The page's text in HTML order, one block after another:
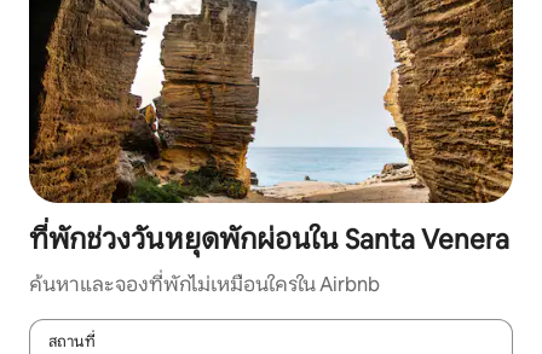
ที่พักช่วงวันหยุดพักผ่อนใน Santa Venera
ค้นหาและจองที่พักไม่เหมือนใครใน Airbnb
สถานที่